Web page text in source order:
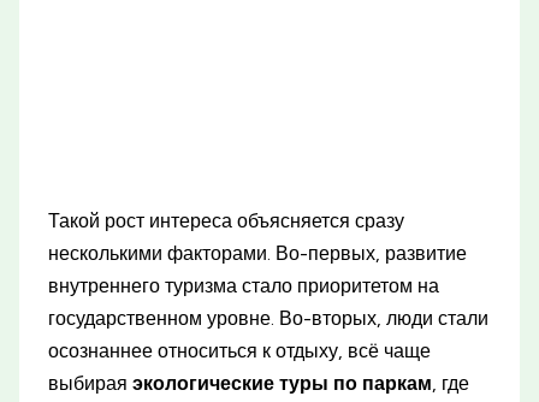
Такой рост интереса объясняется сразу
несколькими факторами. Во-первых, развитие
внутреннего туризма стало приоритетом на
государственном уровне. Во-вторых, люди стали
осознаннее относиться к отдыху, всё чаще
выбираяэкологические туры по паркам , где